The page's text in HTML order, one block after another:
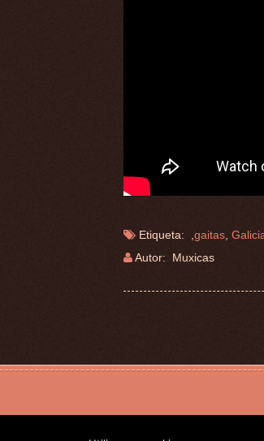
Etiqueta: , gaitas
Autor: Muxicas